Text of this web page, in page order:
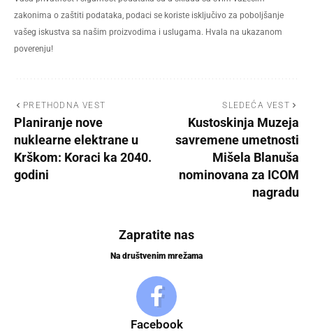
zakonima o zaštiti podataka, podaci se koriste isključivo za poboljšanje
vašeg iskustva sa našim proizvodima i uslugama. Hvala na ukazanom
poverenju!
PRETHODNA VEST
Planiranje nove
nuklearne elektrane u
Krškom: Koraci ka 2040.
godini
SLEDEĆA VEST
Kustoskinja Muzeja
savremene umetnosti
Mišela Blanuša
nominovana za ICOM
nagradu
Zapratite nas
Na društvenim mrežama
Facebook